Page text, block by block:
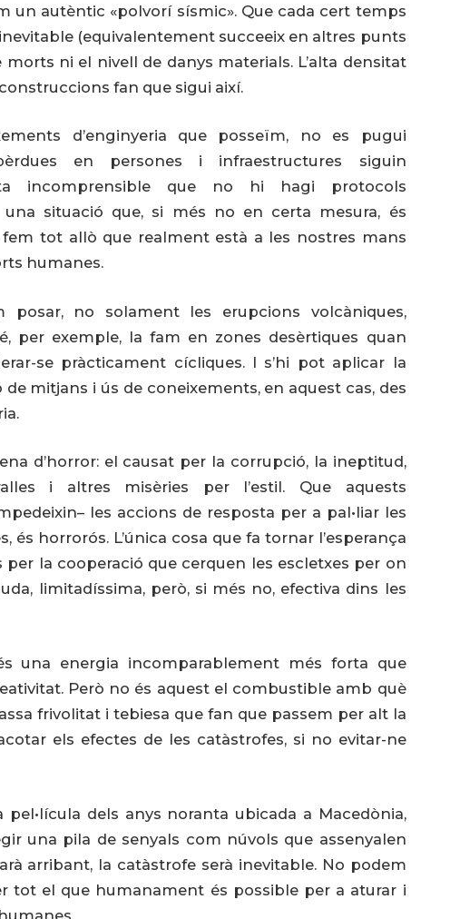
un autèntic «polvorí sísmic». Que cada cert temps
(equivalentement succeeix en altres punts
ni el nivell de danys materials. L’alta densitat
fan que sigui així.
d’enginyeria que posseïm, no es pugui
en persones i infraestructures siguin
incomprensible que no hi hagi protocols
situació que, si més no en certa mesura, és
tot allò que realment està a les nostres mans
humanes.
posar, no solament les erupcions volcàniques,
per exemple, la fam en zones desèrtiques quan
se pràcticament cícliques. I s’hi pot aplicar la
mitjans i ús de coneixements, en aquest cas, des
d’horror: el causat per la corrupció, la ineptitud,
i altres misèries per l’estil. Que aquests
les accions de resposta per a pal•liar les
és horrorós. L’única cosa que fa tornar l’esperança
per la cooperació que cerquen les escletxes per on
limitadíssima, però, si més no, efectiva dins les
una energia incomparablement més forta que
Però no és aquest el combustible amb què
frivolitat i tebiesa que fan que passem per alt la
els efectes de les catàstrofes, si no evitar-ne
dels anys noranta ubicada a Macedònia,
una pila de senyals com núvols que assenyalen
arribant, la catàstrofe serà inevitable. No podem
tot el que humanament és possible per a aturar i